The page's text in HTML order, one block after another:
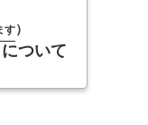
す）
ついて